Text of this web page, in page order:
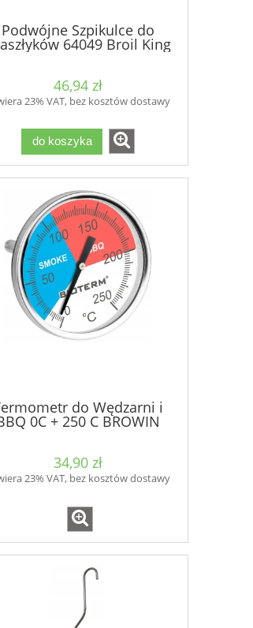
Podwójne Szpikulce do
64049 Broil King
46,94 zł
23% VAT, bez kosztów dostawy
do koszyka
do Wędzarni i
0C + 250 C BROWIN
34,90 zł
23% VAT, bez kosztów dostawy